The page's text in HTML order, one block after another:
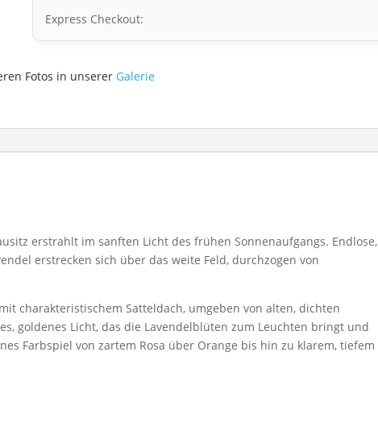
Express Checkout:
Fotos in unserer Galerie
erstrahlt im sanften Licht des frühen Sonnenaufgangs. Endlose,
erstrecken sich über das weite Feld, durchzogen von
charakteristischem Satteldach, umgeben von alten, dichten
goldenes Licht, das die Lavendelblüten zum Leuchten bringt und
Farbspiel von zartem Rosa über Orange bis hin zu klarem, tiefem